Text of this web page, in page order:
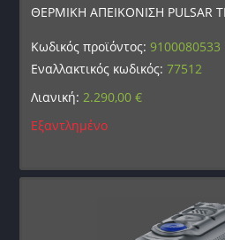
ΘΕΡΜΙΚΗ ΑΠΕΙΚΟΝΙΣΗ PULSAR
Κωδικός προϊόντος:9100080533
Εναλλακτικός κωδικός:77512
Λιανική:2.290,00€
Εξαντλημένο